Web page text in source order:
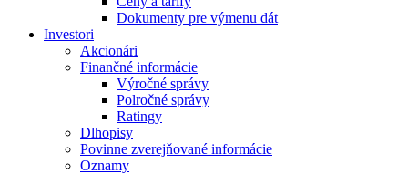
Dokumenty pre výmenu dát
Investori
Akcionári
Finančné informácie
Výročné správy
Polročné správy
Ratingy
Dlhopisy
Povinne zverejňované informácie
Oznamy